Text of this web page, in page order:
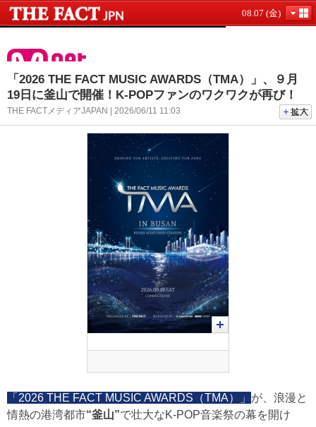
08.07 (金)
「2026 THE FACT MUSIC AWARDS（TMA）」、９月
19日に釜山で開催！K-POPファンのワクワクが再び！
THE FACTメディアJAPAN | 2026/06/11 11:03
「2026 THE FACT MUSIC AWARDS（TMA）」 が、浪漫と
情熱の港湾都市“釜山”で壮大なK-POP音楽祭の幕を開け